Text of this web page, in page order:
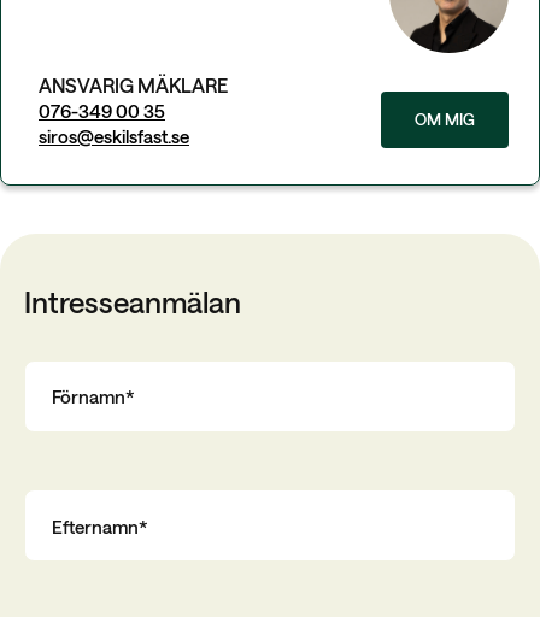
OM MIG
ANSVARIG MÄKLARE
076-349 00 35
siros@eskilsfast.se
Intresseanmälan